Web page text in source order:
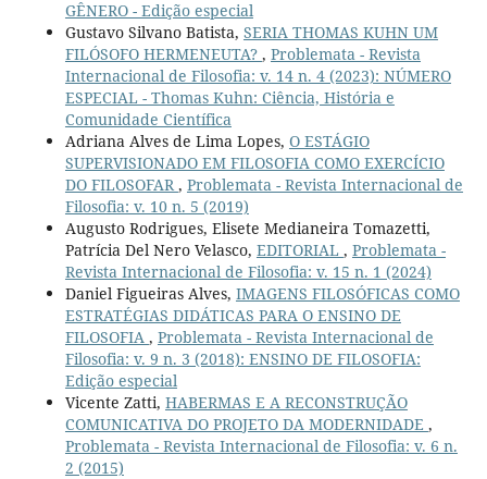
GÊNERO - Edição especial
Gustavo Silvano Batista, SERIA THOMAS KUHN UM
FILÓSOFO HERMENEUTA? , Problemata - Revista
Internacional de Filosofia: v. 14 n. 4 (2023): NÚMERO
ESPECIAL - Thomas Kuhn: Ciência, História e
Comunidade Científica
Adriana Alves de Lima Lopes, O ESTÁGIO
SUPERVISIONADO EM FILOSOFIA COMO EXERCÍCIO
DO FILOSOFAR , Problemata - Revista Internacional de
Filosofia: v. 10 n. 5 (2019)
Augusto Rodrigues, Elisete Medianeira Tomazetti,
Patrícia Del Nero Velasco, EDITORIAL , Problemata -
Revista Internacional de Filosofia: v. 15 n. 1 (2024)
Daniel Figueiras Alves, IMAGENS FILOSÓFICAS COMO
ESTRATÉGIAS DIDÁTICAS PARA O ENSINO DE
FILOSOFIA , Problemata - Revista Internacional de
Filosofia: v. 9 n. 3 (2018): ENSINO DE FILOSOFIA:
Edição especial
Vicente Zatti, HABERMAS E A RECONSTRUÇÃO
COMUNICATIVA DO PROJETO DA MODERNIDADE ,
Problemata - Revista Internacional de Filosofia: v. 6 n.
2 (2015)